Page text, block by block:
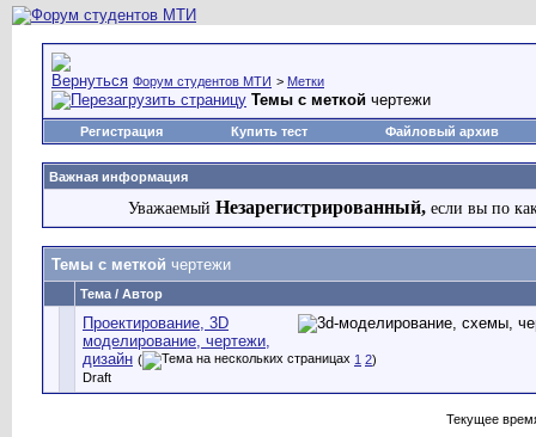
Форум студентов МТИ > Метки
Темы с меткой чертежи
Регистрация Купить тест Файловый архив
Важная информация
Уважаемый Незарегистрированный, если вы по
Темы с меткой чертежи
Тема / Автор
Проектирование, 3D
моделирование, чертежи,
дизайн ( 1 2)
Draft
Текущее